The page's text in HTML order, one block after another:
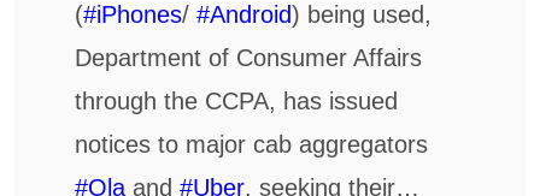
(#iPhones/ #Android) being used,
Department of Consumer Affairs
through the CCPA, has issued
notices to major cab aggregators
#Ola and #Uber, seeking their…